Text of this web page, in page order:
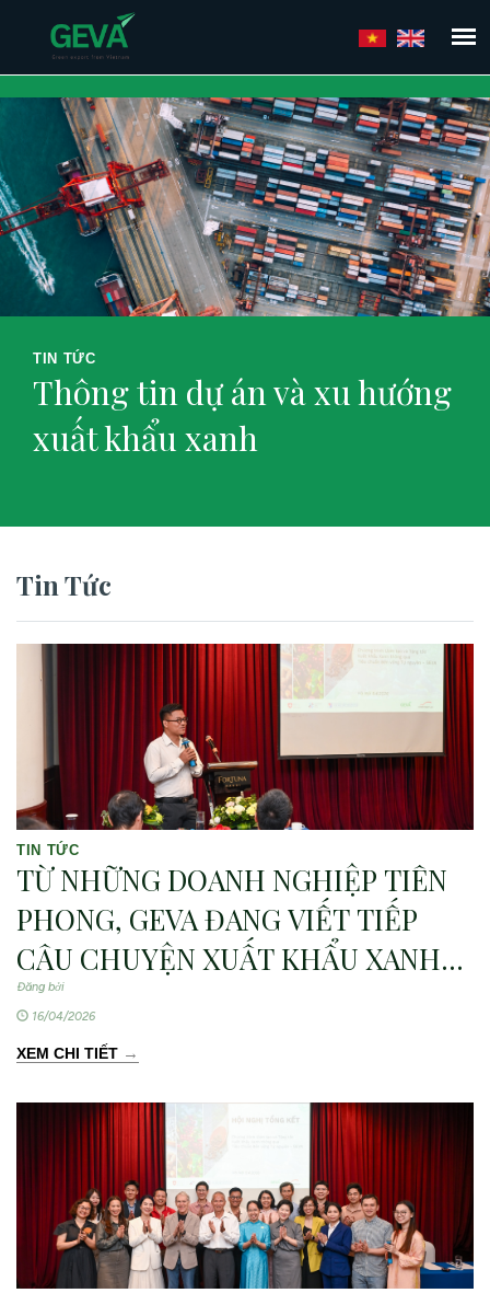
dung
TIN TỨC
Thông tin dự án và xu hướng
xuất khẩu xanh
Tin Tức
TIN TỨC
TỪ NHỮNG DOANH NGHIỆP TIÊN
PHONG, GEVA ĐANG VIẾT TIẾP
CÂU CHUYỆN XUẤT KHẨU XANH
VIỆT NAM
Đăng bởi
16/04/2026
XEM CHI TIẾT →